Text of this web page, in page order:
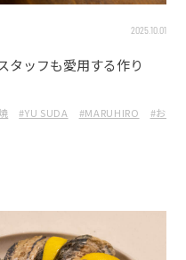
2025.10.01
タッフも愛用する作り
#YU SUDA #MARUHIRO #おつ